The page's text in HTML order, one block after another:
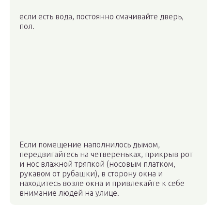
если есть вода, постоянно смачивайте дверь,
пол.
Если помещение наполнилось дымом,
передвигайтесь на четвереньках, прикрыв рот
и нос влажной тряпкой (носовым платком,
рукавом от рубашки), в сторону окна и
находитесь возле окна и привлекайте к себе
внимание людей на улице.